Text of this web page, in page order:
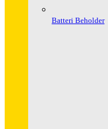
Batteri Beholder